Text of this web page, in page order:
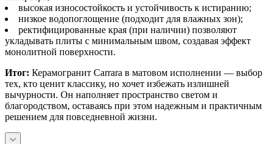
высокая износостойкость и устойчивость к истиранию;
низкое водопоглощение (подходит для влажных зон);
ректифицированные края (при наличии) позволяют
укладывать плиты с минимальным швом, создавая эффект
монолитной поверхности.
Итог: Керамогранит Carrara в матовом исполнении — выбор
тех, кто ценит классику, но хочет избежать излишней
вычурности. Он наполняет пространство светом и
благородством, оставаясь при этом надежным и практичным
решением для повседневной жизни.